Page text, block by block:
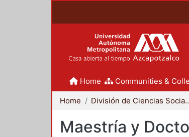
Home Communities &
Home División de
Maestría y